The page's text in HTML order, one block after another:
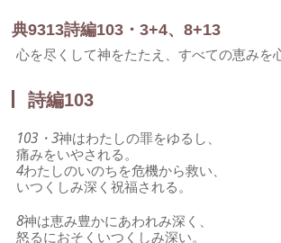
典9313詩編103・3+4、8+13
心を尽くして神をたたえ、すべての恵みを
詩編103
103・3神はわたしの罪をゆるし、
痛みをいやされる。
4わたしのいのちを危機から救い、
いつくしみ深く祝福される。
8神は恵み豊かにあわれみ深く、
怒るにおそくいつくしみ深い。